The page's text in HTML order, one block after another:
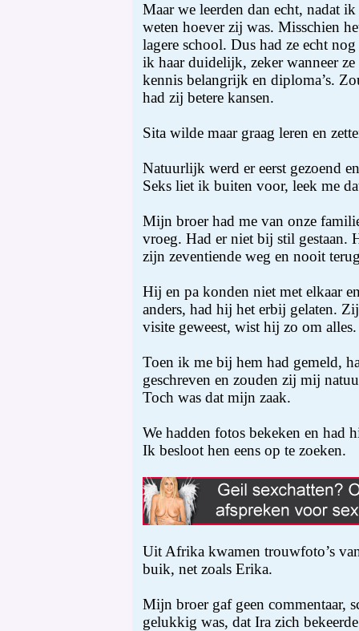
Maar we leerden dan echt, nadat
weten hoever zij was. Misschien
lagere school. Dus had ze echt
ik haar duidelijk, zeker wanneer
kennis belangrijk en diploma’s.
had zij betere kansen.
Sita wilde maar graag leren en
Natuurlijk werd er eerst gezoend
Seks liet ik buiten voor, leek me
Mijn broer had me van onze
vroeg. Had er niet bij stil gestaan.
zijn zeventiende weg en nooit
Hij en pa konden niet met elkaar
anders, had hij het erbij gelaten.
visite geweest, wist hij zo om alles.
Toen ik me bij hem had gemeld,
geschreven en zouden zij mij
Toch was dat mijn zaak.
We hadden fotos bekeken en had
Ik besloot hen eens op te zoeken.
Uit Afrika kwamen trouwfoto’s
buik, net zoals Erika.
Mijn broer gaf geen commentaar,
gelukkig was, dat Ira zich